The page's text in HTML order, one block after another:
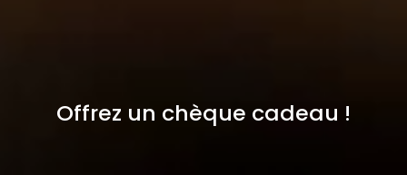
Offrez un chèque cadeau !